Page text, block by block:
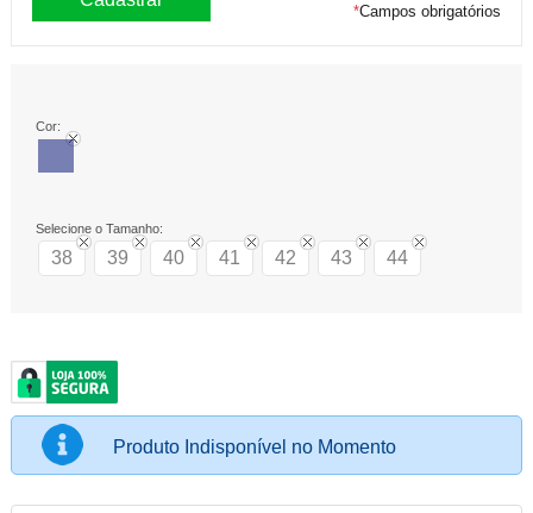
*Campos obrigatórios
Cor:
Selecione o Tamanho:
38 39 40 41 42 43 44
Produto Indisponível no Momento